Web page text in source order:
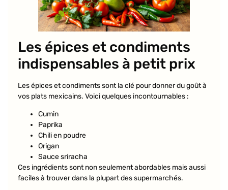
Les épices et condiments
indispensables à petit prix
Les épices et condiments sont la clé pour donner du goût à
vos plats mexicains. Voici quelques incontournables :
Cumin
Paprika
Chili en poudre
Origan
Sauce sriracha
Ces ingrédients sont non seulement abordables mais aussi
faciles à trouver dans la plupart des supermarchés.